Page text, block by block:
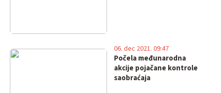
Počela međunarodna
akcije pojačane kontrole
saobraćaja
06. dec 2021. 09:47